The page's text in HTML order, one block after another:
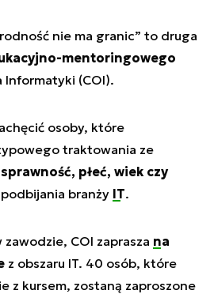
nie ma granic” to druga
mentoringowego
(COI).
osoby, które
traktowania ze
płeć, wiek czy
branży IT.
COI zaprasza na
z obszaru IT. 40 osób, które
z kursem, zostaną zaproszone